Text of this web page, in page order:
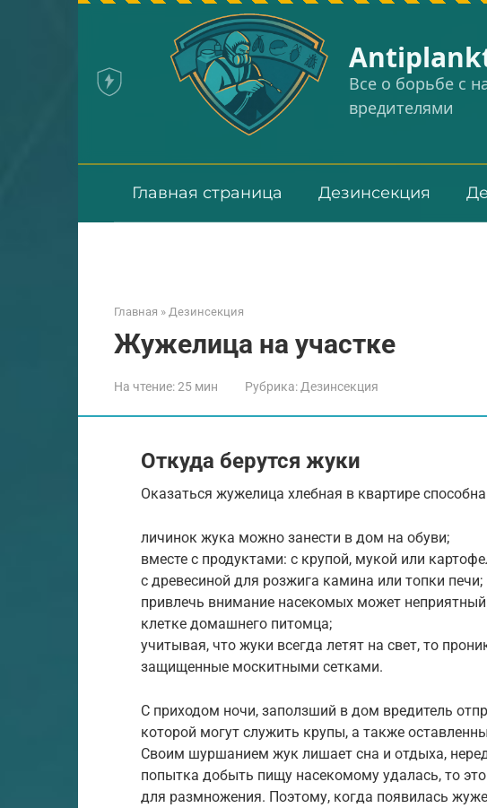
Все о борьбе с
вредителями
Главная страница Дезинсекция
Главная » Дезинсекция
Жужелица на участке
На чтение:25 мин Рубрика: Дезинсекция
Откуда берутся жуки
Оказаться жужелица хлебная в квартире
личинок жука можно занести в дом на обуви;
вместе с продуктами: с крупой, мукой или
с древесиной для розжига камина или топки печи;
привлечь внимание насекомых может
клетке домашнего питомца;
учитывая, что жуки всегда летят на свет, то
защищенные москитными сетками.
С приходом ночи, заползший в дом вредитель
которой могут служить крупы, а также
Своим шуршанием жук лишает сна и отдыха,
попытка добыть пищу насекомому удалась, то
для размножения. Поэтому, когда появилась